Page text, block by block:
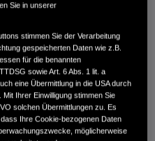
black pearl
km
Automatik
kW / 83 PS
1.339 cm³
Sie in unserer
stimmen Sie der Verarbeitung
gespeicherten Daten wie z.B.
für die benannten
sowie Art. 6 Abs. 1 lit. a
eine Übermittlung in die USA durch
Ihrer Einwilligung stimmen Sie
solchen Übermittlungen zu. Es
Ihre Cookie-bezogenen Daten
möglicherweise